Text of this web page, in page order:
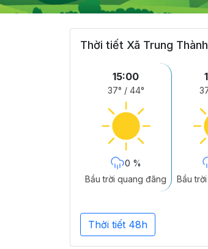
Thời tiết Xã Trung
15:00
37° / 44°
0 %
Bầu trời quang đãng
Bầu
Thời tiết 48h